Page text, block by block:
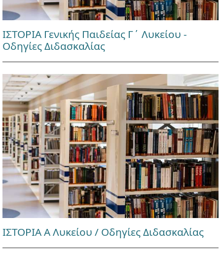
ΙΣΤΟΡΙΑ Γενικής Παιδείας Γ΄ Λυκείου -
Οδηγίες Διδασκαλίας
ΙΣΤΟΡΙΑ Α Λυκείου / Οδηγίες Διδασκαλίας